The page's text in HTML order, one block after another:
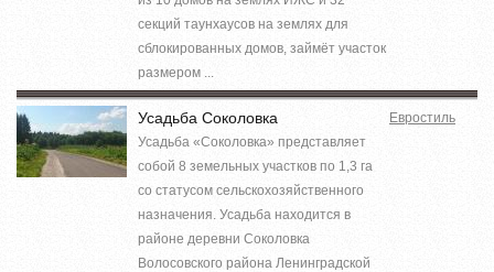
секций таунхаусов на землях для
сблокированных домов, займёт участок
размером ...
Усадьба Соколовка
Усадьба «Соколовка» представляет
собой 8 земельных участков по 1,3 га
со статусом сельскохозяйственного
назначения. Усадьба находится в
районе деревни Соколовка
Волосовского района Ленинградской
Евростиль